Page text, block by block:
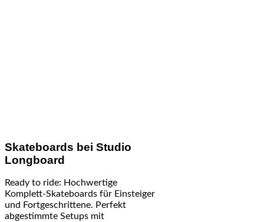
Skateboards bei Studio
Longboard
Ready to ride: Hochwertige
Komplett-Skateboards für Einsteiger
und Fortgeschrittene. Perfekt
abgestimmte Setups mit